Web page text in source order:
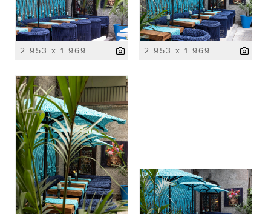
2 953 x 1 969 2 953 x 1 969